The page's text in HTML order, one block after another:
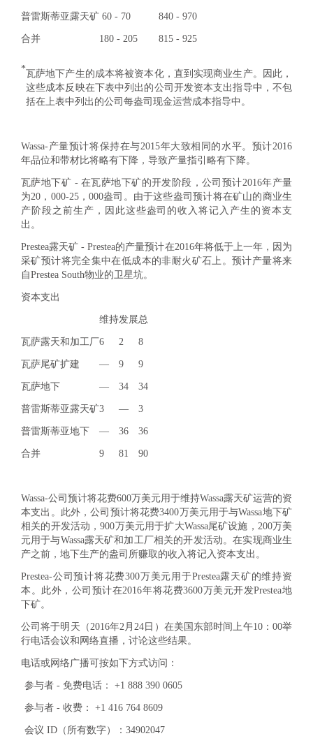
普雷斯蒂亚露天矿 60 - 70 840 - 970
合并 180 - 205 815 - 925
*瓦萨地下产生的成本将被资本化，直到实现商业生产。因此，
这些成本反映在下表中列出的公司开发资本支出指导中，不包
括在上表中列出的公司每盎司现金运营成本指导中。
Wassa-产量预计将保持在与2015年大致相同的水平。预计2016
年品位和带材比将略有下降，导致产量指引略有下降。
瓦萨地下矿 - 在瓦萨地下矿的开发阶段，公司预计2016年产量
为20，000-25，000盎司。由于这些盎司预计将在矿山的商业生
产阶段之前生产，因此这些盎司的收入将记入产生的资本支
出。
Prestea露天矿 - Prestea的产量预计在2016年将低于上一年，因为
采矿预计将完全集中在低成本的非耐火矿石上。预计产量将来
自Prestea South物业的卫星坑。
资本支出
维持发展总
瓦萨露天和加工厂6 2 8
瓦萨尾矿扩建 — 9 9
瓦萨地下 — 34 34
普雷斯蒂亚露天矿3 — 3
普雷斯蒂亚地下 — 36 36
合并 9 81 90
Wassa-公司预计将花费600万美元用于维持Wassa露天矿运营的资
本支出。此外，公司预计将花费3400万美元用于与Wassa地下矿
相关的开发活动，900万美元用于扩大Wassa尾矿设施，200万美
元用于与Wassa露天矿和加工厂相关的开发活动。在实现商业生
产之前，地下生产的盎司所赚取的收入将记入资本支出。
Prestea-公司预计将花费300万美元用于Prestea露天矿的维持资
本。此外，公司预计在2016年将花费3600万美元开发Prestea地
下矿。
公司将于明天（2016年2月24日）在美国东部时间上午10：00举
行电话会议和网络直播，讨论这些结果。
电话或网络广播可按如下方式访问：
参与者 - 免费电话： +1 888 390 0605
参与者 - 收费： +1 416 764 8609
会议 ID（所有数字）：34902047